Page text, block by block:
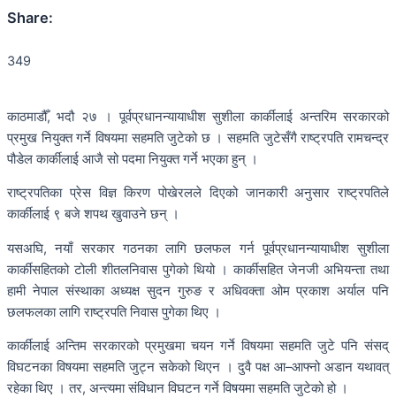
Share:
349
काठमाडौँ, भदौ २७ । पूर्वप्रधानन्यायाधीश सुशीला कार्कीलाई अन्तरिम सरकारको
प्रमुख नियुक्त गर्ने विषयमा सहमति जुटेको छ । सहमति जुटेसँगै राष्ट्रपति रामचन्द्र
पौडेल कार्कीलाई आजै सो पदमा नियुक्त गर्ने भएका हुन् ।
राष्ट्रपतिका प्रेस विज्ञ किरण पोखेरलले दिएको जानकारी अनुसार राष्ट्रपतिले
कार्कीलाई ९ बजे शपथ खुवाउने छन् ।
यसअघि, नयाँ सरकार गठनका लागि छलफल गर्न पूर्वप्रधानन्यायाधीश सुशीला
कार्कीसहितको टोली शीतलनिवास पुगेको थियो । कार्कीसहित जेनजी अभियन्ता तथा
हामी नेपाल संस्थाका अध्यक्ष सुदन गुरुङ र अधिवक्ता ओम प्रकाश अर्याल पनि
छलफलका लागि राष्ट्रपति निवास पुगेका थिए ।
कार्कीलाई अन्तिम सरकारको प्रमुखमा चयन गर्ने विषयमा सहमति जुटे पनि संसद्
विघटनका विषयमा सहमति जुट्न सकेको थिएन । दुवै पक्ष आ–आफ्नो अडान यथावत्
रहेका थिए । तर, अन्त्यमा संविधान विघटन गर्ने विषयमा सहमति जुटेको हो ।